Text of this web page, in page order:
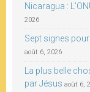
Nicaragua :
2026
Sept signes
août 6, 2026
La plus belle
par Jésus août 6,